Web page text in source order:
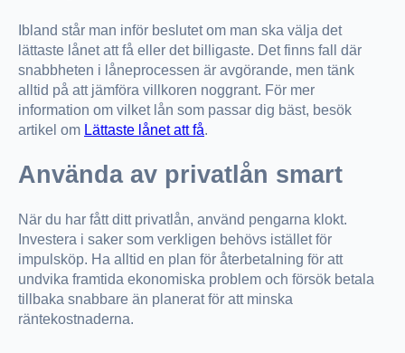
Ibland står man inför beslutet om man ska välja det
lättaste lånet att få eller det billigaste. Det finns fall där
snabbheten i låneprocessen är avgörande, men tänk
alltid på att jämföra villkoren noggrant. För mer
information om vilket lån som passar dig bäst, besök
artikel om Lättaste lånet att få.
Använda av privatlån smart
När du har fått ditt privatlån, använd pengarna klokt.
Investera i saker som verkligen behövs istället för
impulsköp. Ha alltid en plan för återbetalning för att
undvika framtida ekonomiska problem och försök betala
tillbaka snabbare än planerat för att minska
räntekostnaderna.